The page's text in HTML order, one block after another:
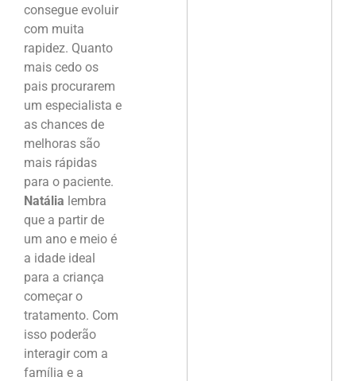
consegue evoluir
com muita
rapidez. Quanto
mais cedo os
pais procurarem
um especialista e
as chances de
melhoras são
mais rápidas
para o paciente.
Natália lembra
que a partir de
um ano e meio é
a idade ideal
para a criança
começar o
tratamento. Com
isso poderão
interagir com a
família e a